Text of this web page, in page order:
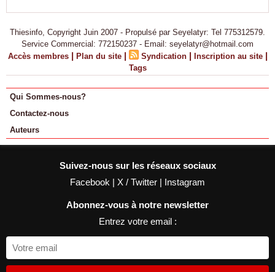
Thiesinfo, Copyright Juin 2007 - Propulsé par Seyelatyr: Tel 775312579.
Service Commercial: 772150237 - Email: seyelatyr@hotmail.com
Accès membres | Plan du site | Syndication | Inscription au site |
Tags
Qui Sommes-nous?
Contactez-nous
Auteurs
Suivez-nous sur les réseaux sociaux
Facebook | X / Twitter | Instagram
Abonnez-vous à notre newsletter
Entrez votre email :